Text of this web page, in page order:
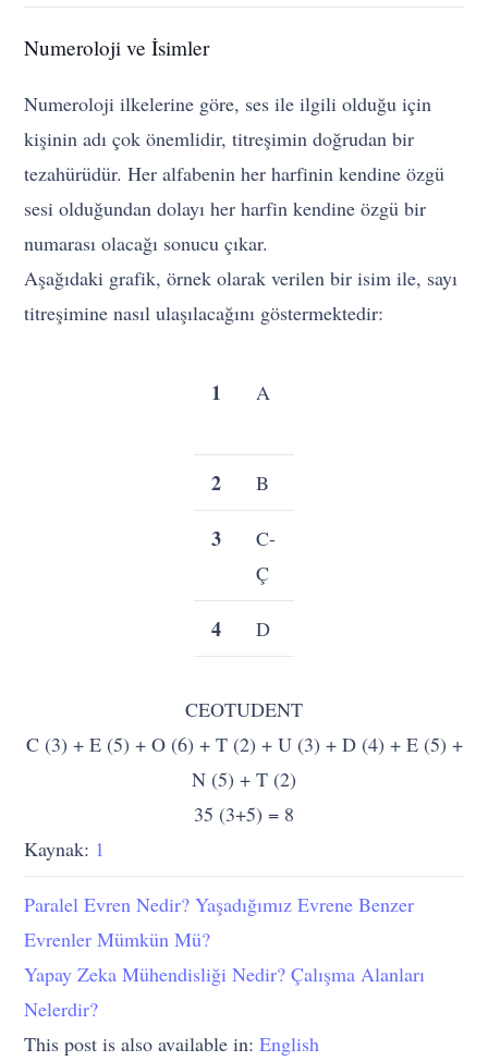
Numeroloji ve İsimler
Numeroloji ilkelerine göre, ses ile ilgili olduğu için
kişinin adı çok önemlidir, titreşimin doğrudan bir
tezahürüdür. Her alfabenin her harfinin kendine özgü
sesi olduğundan dolayı her harfin kendine özgü bir
numarası olacağı sonucu çıkar.
Aşağıdaki grafik, örnek olarak verilen bir isim ile, sayı
titreşimine nasıl ulaşılacağını göstermektedir:
1 A
2 B
3
C-
Ç
4 D
6 F
O-
X
7
G-
8 H Q Z
9 I-İ R
CEOTUDENT
C (3) + E (5) + O (6) + T (2) + U (3) + D (4) + E (5) +
N (5) + T (2)
35 (3+5) = 8
Kaynak: 1
Paralel Evren Nedir? Yaşadığımız Evrene Benzer
Evrenler Mümkün Mü?
Yapay Zeka Mühendisliği Nedir? Çalışma Alanları
Nelerdir?
This post is also available in:English